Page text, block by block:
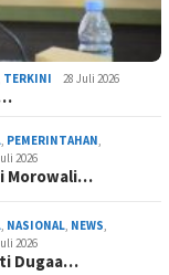
TERKINI 28 Juli 2026
, PEMERINTAHAN,
2026
Morowali…
, NASIONAL, NEWS,
2026
Dugaa…